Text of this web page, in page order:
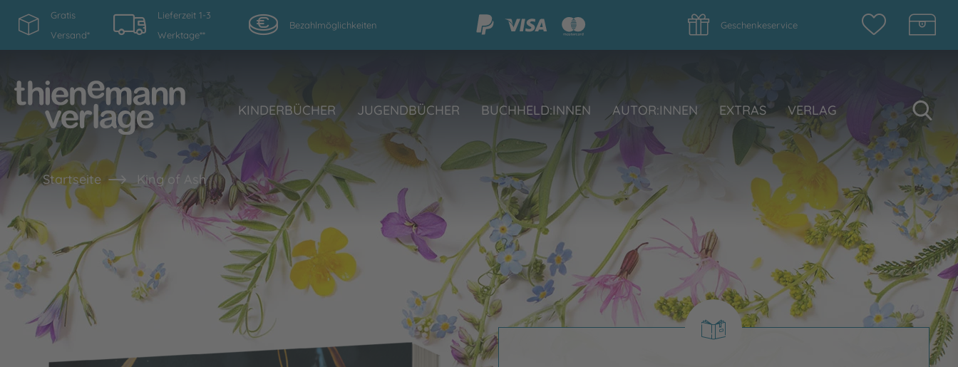
Gratis
Versand*
Lieferzeit 1-3
Werktage**
Bezahlmöglichkeiten Geschenkeservice
KINDERBÜCHER JUGENDBÜCHER BUCHHELD:INNEN AUTOR:INNEN EXTRAS VERLAG
Startseite King of Ash